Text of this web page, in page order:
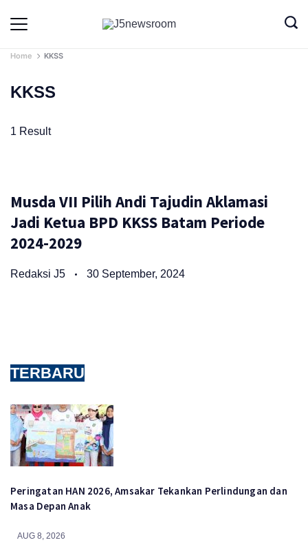
content
Home KKSS
KKSS
1 Result
Musda VII Pilih Andi Tajudin Aklamasi
Jadi Ketua BPD KKSS Batam Periode
2024-2029
Redaksi J5 30 September, 2024
TERBARU
Peringatan HAN 2026, Amsakar Tekankan Perlindungan dan
Masa Depan Anak
AUG 8, 2026